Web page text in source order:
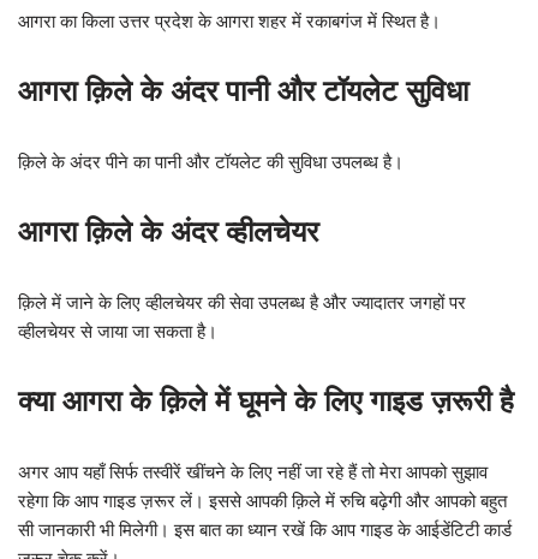
आगरा का किला उत्तर प्रदेश के आगरा शहर में रकाबगंज में स्थित है।
आगरा क़िले के अंदर पानी और टॉयलेट सुविधा
क़िले के अंदर पीने का पानी और टॉयलेट की सुविधा उपलब्ध है।
आगरा क़िले के अंदर व्हीलचेयर
क़िले में जाने के लिए व्हीलचेयर की सेवा उपलब्ध है और ज्यादातर जगहों पर
व्हीलचेयर से जाया जा सकता है।
क्या आगरा के क़िले में घूमने के लिए गाइड ज़रूरी है
अगर आप यहाँ सिर्फ तस्वीरें खींचने के लिए नहीं जा रहे हैं तो मेरा आपको सुझाव
रहेगा कि आप गाइड ज़रूर लें। इससे आपकी क़िले में रुचि बढ़ेगी और आपको बहुत
सी जानकारी भी मिलेगी। इस बात का ध्यान रखें कि आप गाइड के आईडेंटिटी कार्ड